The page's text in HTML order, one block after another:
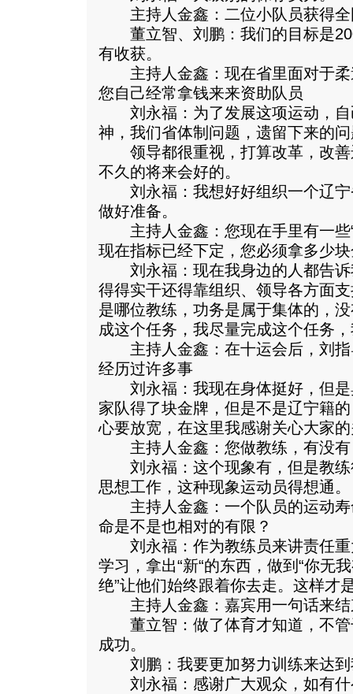
主持人金鑫：二位小队员获得全
董立智、刘鹏：我们的目标是
有收获。
主持人金鑫：现在省里面对于柔
您自己经常拿钱来来资助队员
刘永福：为了发展这项运动，自
神，我们省体制问题，遗留下来的
领导都很重视，打算改革，改善
不久的将来会好的。
刘永福：我想好好组织一个辽宁
做好准备。
主持人金鑫：您现在手里有一些
现在指标已经下定，您必须拿多少
刘永福：现在我身边的人都告诉
得得实干还得靠组织、领导各方面
是哪位教练，功务是属于集体的，
成这个任务，我尽量完成这个任务
主持人金鑫：在十运会后，刘指
经历过许多事
刘永福：我现在身体挺好，但是
家队得了块金牌，但是不是辽宁籍
心要放宽，在这里我感谢关心大家
主持人金鑫：您做教练，有没有
刘永福：这个现象有，但是教练
思想工作，这种现象运动员得想通。
主持人金鑫：一个队员的运动寿
命是不是也相对的有限？
刘永福：作为教练员来讲责任重
学习，拿出“新“的东西，做到“你无
绝”让他们始终跟着你去走。这样才
主持人金鑫：嘉宾用一句话来结
董立智：做了体育才知道，不管
成功。
刘鹏：我要更加努力训练来达到
刘永福：感谢广大观众，如有什